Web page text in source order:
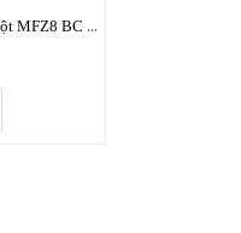
Bình chữa cháy DRAGON loại bột MFZ8 BC 8kg có tem kiểm định